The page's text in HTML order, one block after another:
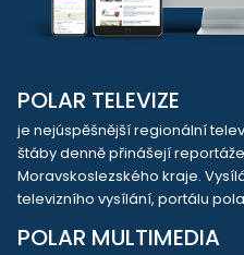
POLAR TELEVIZE
je nejúspěšnější regionální
štáby denně přinášejí
Moravskoslezského kraje.
televizního vysílání, portálu
POLAR MULTIMEDIA